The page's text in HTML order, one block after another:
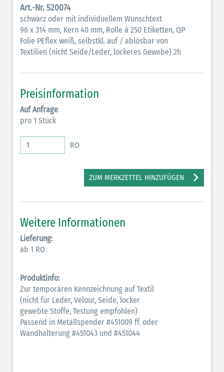
Art.-Nr. 520074
schwarz oder mit individuellem Wunschtext
96 x 314 mm, Kern 40 mm, Rolle à 250 Etiketten, QP
Folie PEflex weiß, selbstkl. auf / ablösbar von
Textilien (nicht Seide/Leder, lockeres Gewebe) 2h
Preisinformation
Auf Anfrage
pro 1 Stück
RO
ZUM MERKZETTEL HINZUFÜGEN
Weitere Informationen
Lieferung:
ab 1 RO
Produktinfo:
Zur temporären Kennzeichnung auf Textil
(nicht für Leder, Velour, Seide, locker
gewebte Stoffe, Testung empfohlen)
Passend in Metallspender #451009 ff. oder
Wandhalterung #451043 und #451044